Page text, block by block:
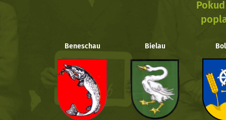
Beneschau Bielau